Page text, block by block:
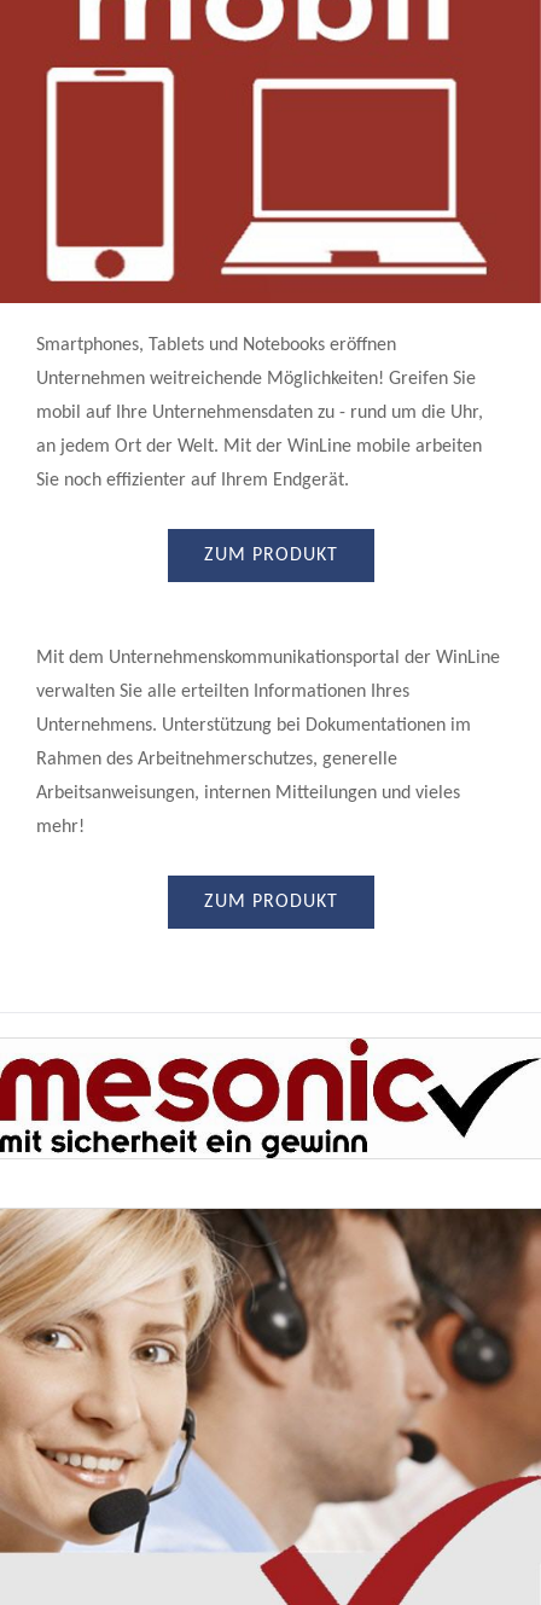
Smartphones, Tablets und Notebooks eröffnen
Unternehmen weitreichende Möglichkeiten! Greifen Sie
mobil auf Ihre Unternehmensdaten zu - rund um die Uhr,
an jedem Ort der Welt. Mit der WinLine mobile arbeiten
Sie noch effizienter auf Ihrem Endgerät.
ZUM PRODUKT
Mit dem Unternehmenskommunikationsportal der WinLine
verwalten Sie alle erteilten Informationen Ihres
Unternehmens. Unterstützung bei Dokumentationen im
Rahmen des Arbeitnehmerschutzes, generelle
Arbeitsanweisungen, internen Mitteilungen und vieles
mehr!
ZUM PRODUKT